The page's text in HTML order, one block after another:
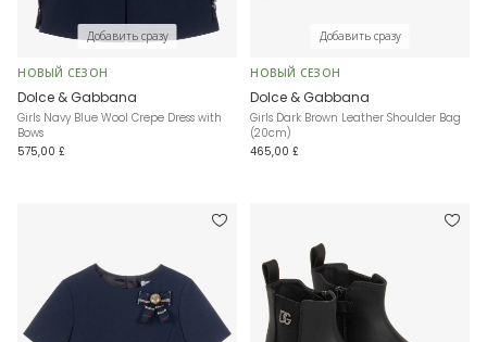
Добавить сразу
НОВЫЙ СЕЗОН
Dolce & Gabbana
Girls Navy Blue Wool Crepe Dress with
Bows
575,00 £
Добавить сразу
НОВЫЙ СЕЗОН
Dolce & Gabbana
Girls Dark Brown Leather Shoulder Bag
(20cm)
465,00 £